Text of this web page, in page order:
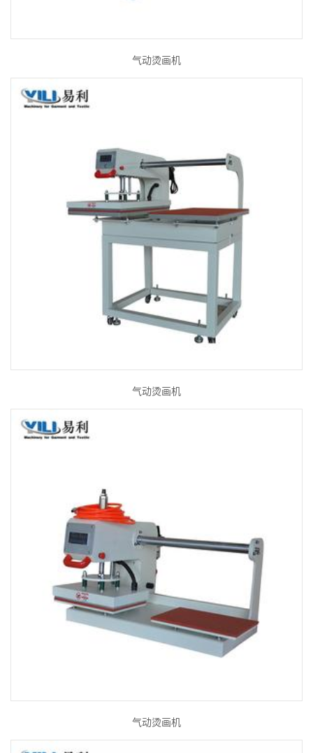
气动烫画机
气动烫画机
气动烫画机